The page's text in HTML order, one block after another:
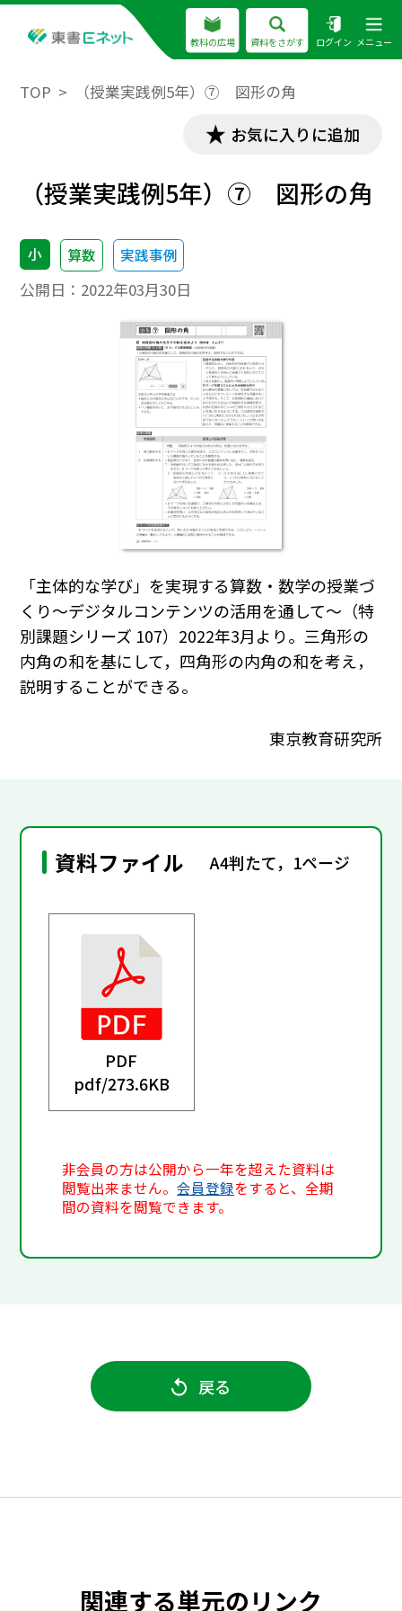
教科の広場 資料をさがす ログイン メニュー
TOP （授業実践例5年）⑦ 図形の角
お気に入りに追加
（授業実践例5年）⑦ 図形の角
小 算数 実践事例
公開日： 2022年03月30日
「主体的な学び」を実現する算数・数学の授業づ
くり～デジタルコンテンツの活用を通して～（特
別課題シリーズ 107）2022年3月より。三角形の
内角の和を基にして，四角形の内角の和を考え，
説明することができる。
東京教育研究所
資料ファイル A4判たて，1ページ
PDF
pdf/273.6KB
非会員の方は公開から一年を超えた資料は
閲覧出来ません。会員登録をすると、全期
間の資料を閲覧できます。
戻る
関連する単元のリンク